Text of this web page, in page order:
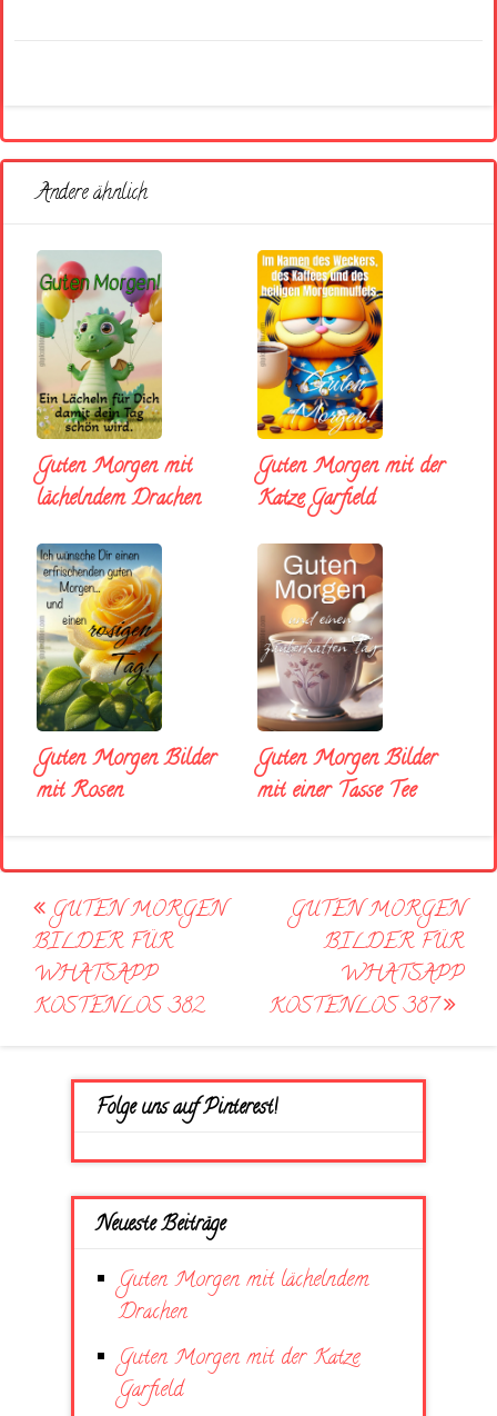
Andere ähnlich
Guten Morgen mit
lächelndem Drachen
Guten Morgen mit der
Katze Garfield
Guten Morgen Bilder
mit Rosen
Guten Morgen Bilder
mit einer Tasse Tee
Post
navigation
GUTEN MORGEN
BILDER FÜR
WHATSAPP
KOSTENLOS 382
GUTEN MORGEN
BILDER FÜR
WHATSAPP
KOSTENLOS 387
Folge uns auf Pinterest!
Neueste Beiträge
Guten Morgen mit lächelndem
Drachen
Guten Morgen mit der Katze
Garfield